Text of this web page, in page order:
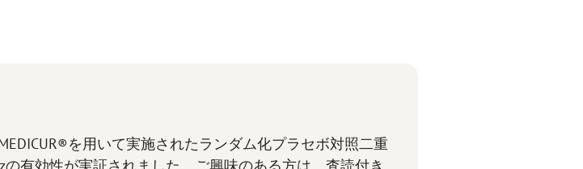
を用いて実施されたランダム化プラセボ対照二重